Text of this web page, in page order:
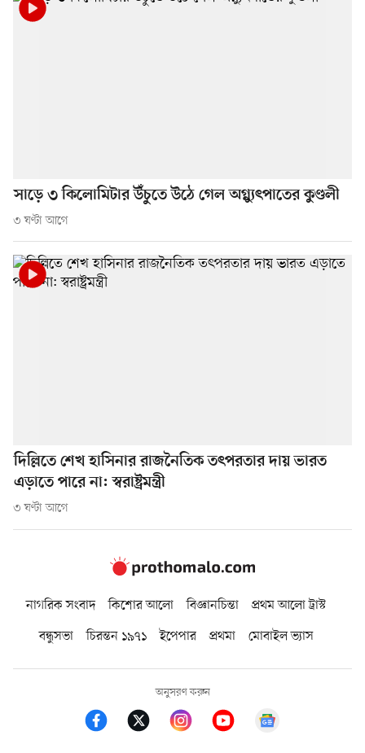
সাড়ে ৩ কিলোমিটার উঁচুতে উঠে গেল অগ্ন্যুৎপাতের কুণ্ডলী
৩ ঘণ্টা আগে
দিল্লিতে শেখ হাসিনার রাজনৈতিক তৎপরতার দায় ভারত
এড়াতে পারে না: স্বরাষ্ট্রমন্ত্রী
৩ ঘণ্টা আগে
নাগরিক সংবাদ কিশোর আলো বিজ্ঞানচিন্তা
প্রথম আলো ট্রাস্ট
বন্ধুসভা
চিরন্তন ১৯৭১ ইপেপার প্রথমা মোবাইল ভ্যাস
অনুসরণ করুন